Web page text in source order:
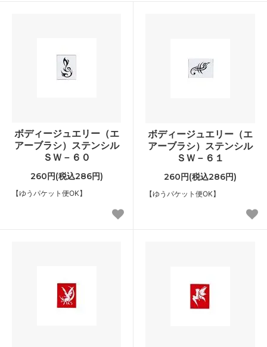
ボディージュエリー（エ
アーブラシ）ステンシル
ＳＷ－６０
260円(税込286円)
【ゆうパケット便OK】
ボディージュエリー（エ
アーブラシ）ステンシル
ＳＷ－６１
260円(税込286円)
【ゆうパケット便OK】